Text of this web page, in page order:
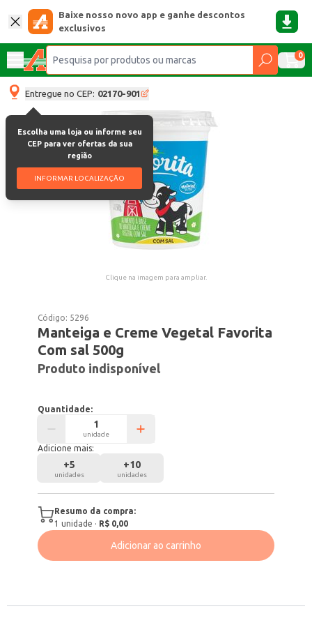
Baixe nosso novo app e ganhe descontos
exclusivos
0
Entregue no CEP: 02170-901
Escolha uma loja ou informe seu
CEP para ver ofertas da sua
região
INFORMAR LOCALIZAÇÃO
Clique na imagem para ampliar.
Código: 5296
Manteiga e Creme Vegetal Favorita
Com sal 500g
Produto indisponível
Quantidade:
unidade
Adicione mais:
+5
unidades
+10
unidades
Resumo da compra:
1 unidade · R$ 0,00
Adicionar ao carrinho